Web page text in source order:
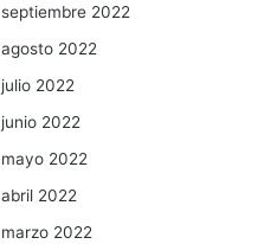
septiembre 2022
agosto 2022
julio 2022
junio 2022
mayo 2022
abril 2022
marzo 2022